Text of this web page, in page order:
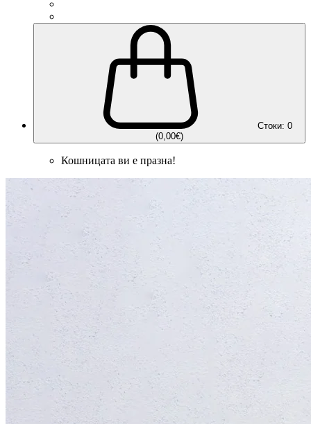
Стоки: 0
(0,00€)
Кошницата ви е празна!